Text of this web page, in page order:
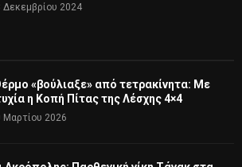
Δεκεμβρίου 2024
«βούλιαξε» από τετρακίνητα: Με
η Κοπή Πίτας της Λέσχης 4×4
Μαρτίου 2026